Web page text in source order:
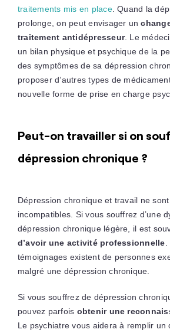
traitements mis en place. Quand la
prolonge, on peut envisager un
traitement antidépresseur. Le
un bilan physique et psychique de la
des symptômes de sa dépression
proposer d’autres types de
nouvelle forme de prise en charge
Peut-on travailler si on
dépression chronique ?
Dépression chronique et travail ne
incompatibles. Si vous souffrez d’une
dépression chronique légère, il est
d’avoir une activité professionnelle
témoignages existent de personnes
malgré une dépression chronique.
Si vous souffrez de dépression
pouvez parfois obtenir une
Le psychiatre vous aidera à remplir un